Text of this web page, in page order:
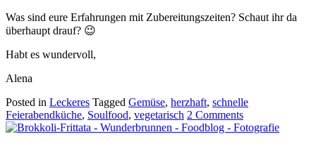
Was sind eure Erfahrungen mit Zubereitungszeiten? Schaut ihr da
überhaupt drauf? 😉
Habt es wundervoll,
Alena
Posted in Leckeres Tagged Gemüse, herzhaft, schnelle
Feierabendküche, Soulfood, vegetarisch 2 Comments